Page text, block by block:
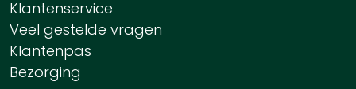
Klantenservice
Veel gestelde vragen
Klantenpas
Bezorging